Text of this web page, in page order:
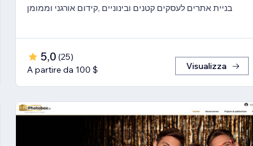
בניית אתרים לעסקים קטנים ובינוניים ,קידום אורגני וממומן
5,0 (25)
A partire da 100 $
Visualizza